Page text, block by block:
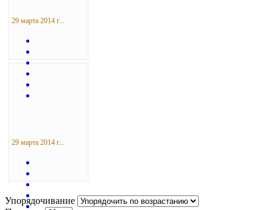
29 марта 2014 г...
29 марта 2014 г...
Упорядочивание